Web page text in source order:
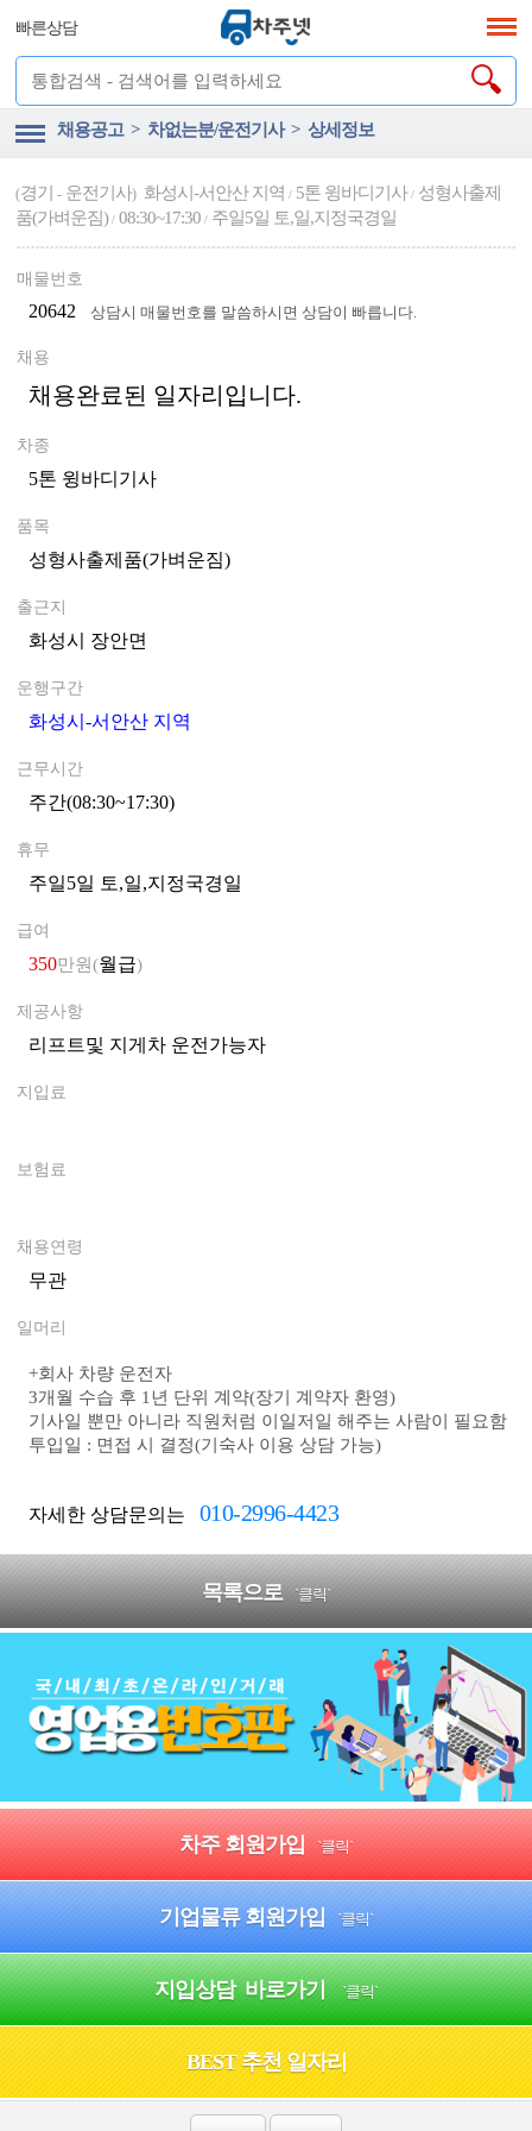
빠른상담
채용공고 > 차없는분/운전기사 > 상세정보
(경기 - 운전기사) 화성시-서안산 지역/ 5톤 윙바디기사/ 성형사출제
품(가벼운짐)/ 08:30~17:30/ 주일5일 토,일,지정국경일
매물번호
20642 상담시 매물번호를 말씀하시면 상담이 빠릅니다.
채용
채용완료된 일자리입니다.
차종
5톤 윙바디기사
품목
성형사출제품(가벼운짐)0
출근지
화성시 장안면
운행구간
화성시-서안산 지역
근무시간
주간(08:30~17:30)0
휴무
주일5일 토,일,지정국경일
급여
350만원(월급)
제공사항
리프트및 지게차 운전가능자0
지입료
보험료
채용연령
무관
일머리
+회사 차량 운전자
3개월 수습 후 1년 단위 계약(장기 계약자 환영)
기사일 뿐만 아니라 직원처럼 이일저일 해주는 사람이 필요함
투입일 : 면접 시 결정(기숙사 이용 상담 가능)
자세한 상담문의는 010-2996-4423
목록으로 `클릭`
차주 회원가입 `클릭`
기업물류 회원가입 `클릭`
지입상담 바로가기 `클릭`
BEST 추천 일자리